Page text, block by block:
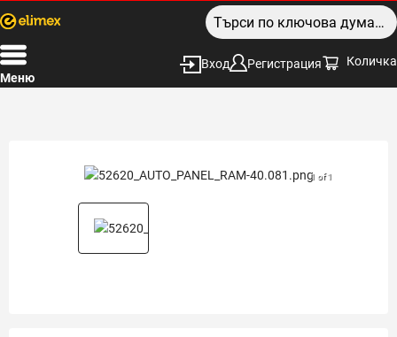
Меню
Вход Регистрация Количка
1 of 1